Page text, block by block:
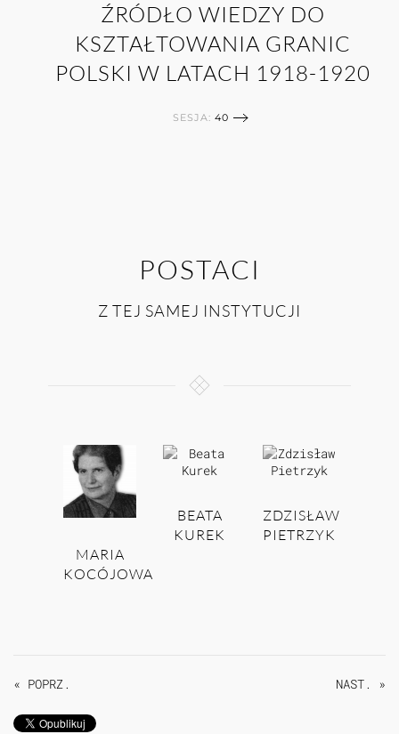
ŹRÓDŁO WIEDZY DO
KSZTAŁTOWANIA GRANIC
POLSKI W LATACH 1918-1920
SESJA: 40
POSTACI
Z TEJ SAMEJ INSTYTUCJI
MARIA
KOCÓJOWA
BEATA
KUREK
ZDZISŁAW
PIETRZYK
« POPRZ. NAST. »